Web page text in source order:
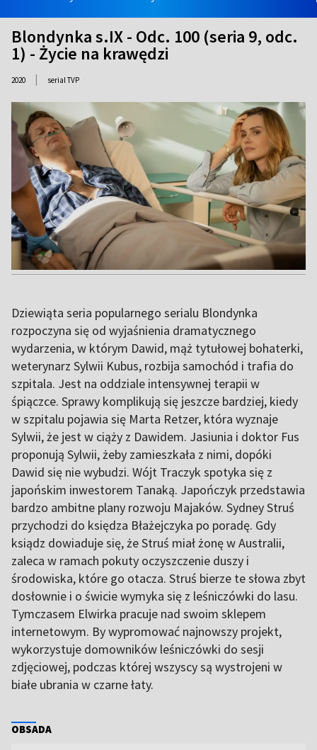
Blondynka s.IX - Odc. 100 (seria 9, odc.
1) - Życie na krawędzi
2020 | serial TVP
Dziewiąta seria popularnego serialu Blondynka
rozpoczyna się od wyjaśnienia dramatycznego
wydarzenia, w którym Dawid, mąż tytułowej bohaterki,
weterynarz Sylwii Kubus, rozbija samochód i trafia do
szpitala. Jest na oddziale intensywnej terapii w
śpiączce. Sprawy komplikują się jeszcze bardziej, kiedy
w szpitalu pojawia się Marta Retzer, która wyznaje
Sylwii, że jest w ciąży z Dawidem. Jasiunia i doktor Fus
proponują Sylwii, żeby zamieszkała z nimi, dopóki
Dawid się nie wybudzi. Wójt Traczyk spotyka się z
japońskim inwestorem Tanaką. Japończyk przedstawia
bardzo ambitne plany rozwoju Majaków. Sydney Struś
przychodzi do księdza Błażejczyka po poradę. Gdy
ksiądz dowiaduje się, że Struś miał żonę w Australii,
zaleca w ramach pokuty oczyszczenie duszy i
środowiska, które go otacza. Struś bierze te słowa zbyt
dosłownie i o świcie wymyka się z leśniczówki do lasu.
Tymczasem Elwirka pracuje nad swoim sklepem
internetowym. By wypromować najnowszy projekt,
wykorzystuje domowników leśniczówki do sesji
zdjęciowej, podczas której wszyscy są wystrojeni w
białe ubrania w czarne łaty.
OBSADA